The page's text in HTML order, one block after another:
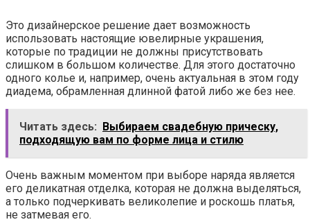
Это дизайнерское решение дает возможность
использовать настоящие ювелирные украшения,
которые по традиции не должны присутствовать
слишком в большом количестве. Для этого достаточно
одного колье и, например, очень актуальная в этом году
диадема, обрамленная длинной фатой либо же без нее.
Читать здесь: Выбираем свадебную прическу,
подходящую вам по форме лица и стилю
Очень важным моментом при выборе наряда является
его деликатная отделка, которая не должна выделяться,
а только подчеркивать великолепие и роскошь платья,
не затмевая его.